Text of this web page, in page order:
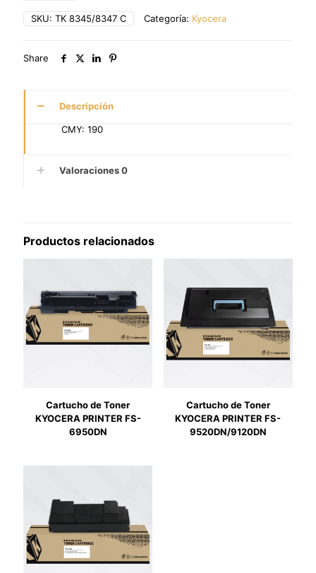
SKU: TK 8345/8347 C Categoría: Kyocera
Share
Descripción
CMY: 190
Valoraciones0
Productos relacionados
Cartucho de Toner
KYOCERA PRINTER FS-
6950DN
Cartucho de Toner
KYOCERA PRINTER FS-
9520DN/9120DN